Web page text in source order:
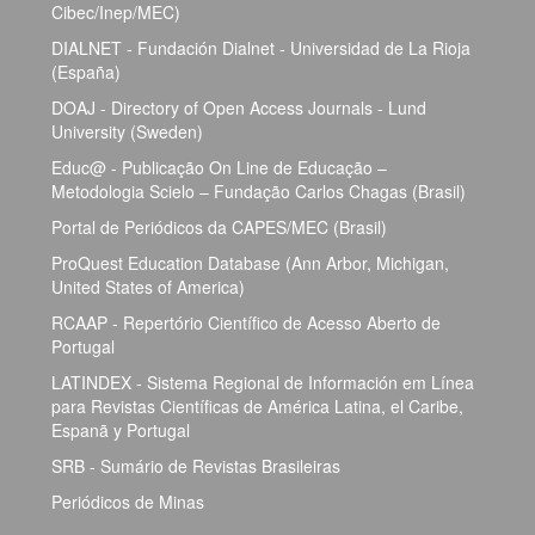
Cibec/Inep/MEC)
DIALNET - Fundación Dialnet - Universidad de La Rioja
(España)
DOAJ - Directory of Open Access Journals - Lund
University (Sweden)
Educ@ - Publicação On Line de Educação –
Metodologia Scielo – Fundação Carlos Chagas (Brasil)
Portal de Periódicos da CAPES/MEC (Brasil)
ProQuest Education Database (Ann Arbor, Michigan,
United States of America)
RCAAP - Repertório Científico de Acesso Aberto de
Portugal
LATINDEX - Sistema Regional de Información em Línea
para Revistas Científicas de América Latina, el Caribe,
Espanã y Portugal
SRB - Sumário de Revistas Brasileiras
Periódicos de Minas